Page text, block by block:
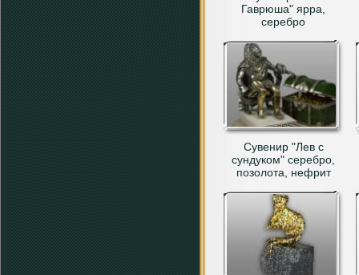
Гаврюша" ярра,
серебро
Сувенир "Лев с
сундуком" серебро,
позолота, нефрит